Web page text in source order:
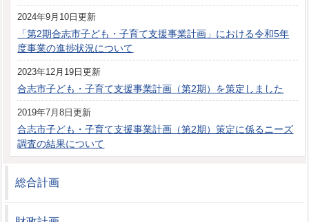
2024年9月10日更新
「第2期合志市子ども・子育て支援事業計画」における令和5年
度事業の進捗状況について
2023年12月19日更新
合志市子ども・子育て支援事業計画（第2期）を策定しました
2019年7月8日更新
合志市子ども・子育て支援事業計画（第2期）策定に係るニーズ
調査の結果について
総合計画